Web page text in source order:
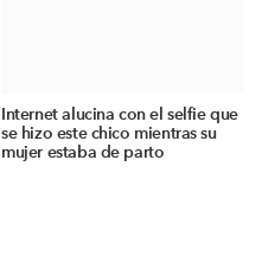
Internet alucina con el selfie que
se hizo este chico mientras su
mujer estaba de parto